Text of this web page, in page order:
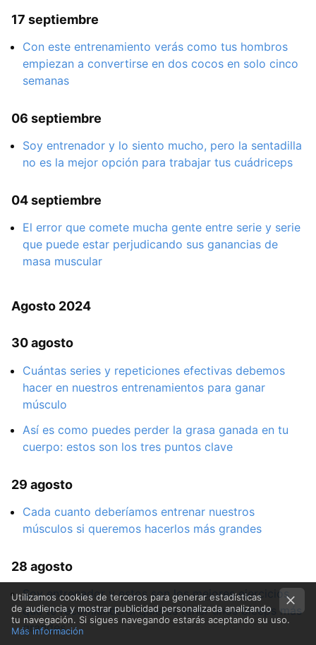
17 septiembre
Con este entrenamiento verás como tus hombros
empiezan a convertirse en dos cocos en solo cinco
semanas
06 septiembre
Soy entrenador y lo siento mucho, pero la sentadilla
no es la mejor opción para trabajar tus cuádriceps
04 septiembre
El error que comete mucha gente entre serie y serie
que puede estar perjudicando sus ganancias de
masa muscular
Agosto 2024
30 agosto
Cuántas series y repeticiones efectivas debemos
hacer en nuestros entrenamientos para ganar
músculo
Así es como puedes perder la grasa ganada en tu
cuerpo: estos son los tres puntos clave
29 agosto
Cada cuanto deberíamos entrenar nuestros
músculos si queremos hacerlos más grandes
28 agosto
Soy entrenador y estos son los mejores ejercicios
que te recomiendo si quieres tener unos bíceps más
grandes
Utilizamos cookies de terceros para generar estadísticas
de audiencia y mostrar publicidad personalizada analizando
tu navegación. Si sigues navegando estarás aceptando su uso.
Más información